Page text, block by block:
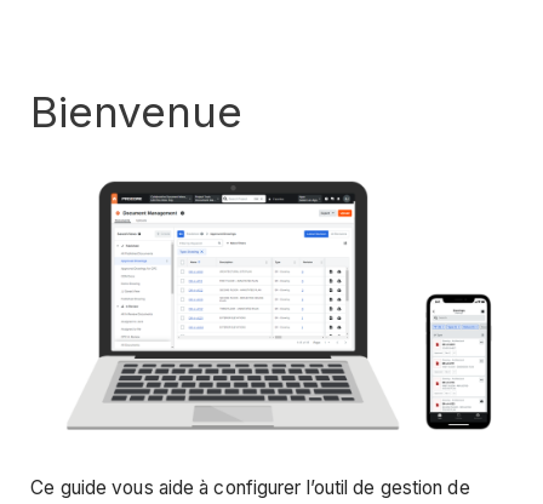
Bienvenue
Ce guide vous aide à configurer l’outil de gestion de